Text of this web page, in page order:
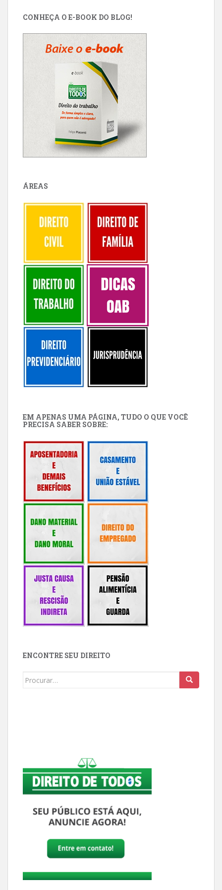
CONHEÇA O E-BOOK DO BLOG!
ÁREAS
EM APENAS UMA PÁGINA, TUDO O QUE VOCÊ
PRECISA SABER SOBRE:
ENCONTRE SEU DIREITO
Buscar: